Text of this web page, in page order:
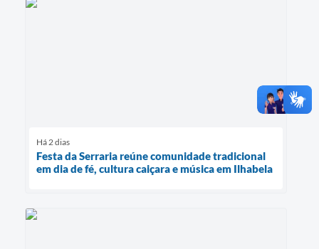
Há 2 dias
Festa da Serraria reúne comunidade tradicional
em dia de fé, cultura caiçara e música em Ilhabela